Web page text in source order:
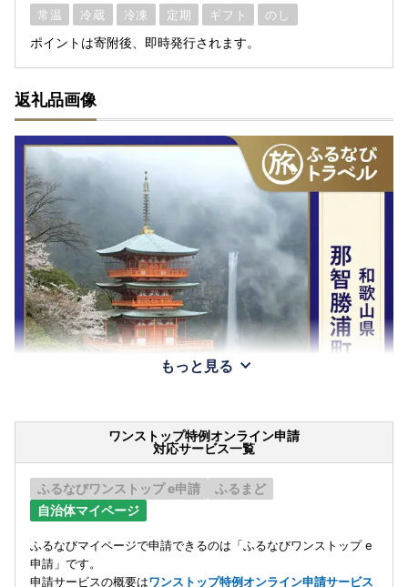
常温 冷蔵 冷凍 定期 ギフト のし
ポイントは寄附後、即時発行されます。
返礼品画像
もっと見る
ワンストップ特例オンライン申請
対応サービス一覧
ふるなびワンストップ e申請
ふるまど
自治体マイページ
ふるなびマイページで申請できるのは「ふるなびワンストップ e
申請」です。
申請サービスの概要はワンストップ特例オンライン申請サービス